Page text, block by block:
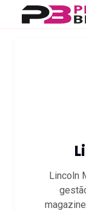
Lincoln